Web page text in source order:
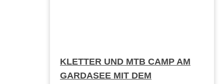
KLETTER UND MTB CAMP AM
GARDASEE MIT DEM